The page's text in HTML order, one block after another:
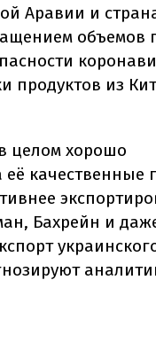
Аравии и
объемов
продуктов из
целом хорошо
качественные
Бахрейн и